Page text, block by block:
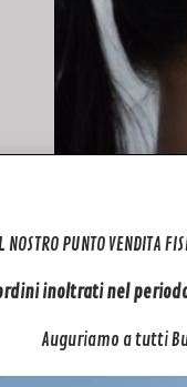
NOSTRO PUNTO
inoltrati nel
Auguriamo a tutti